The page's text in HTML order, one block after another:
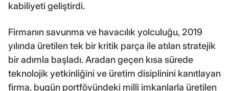
kabiliyeti geliştirdi.
Firmanın savunma ve havacılık yolculuğu, 2019
yılında üretilen tek bir kritik parça ile atılan stratejik
bir adımla başladı. Aradan geçen kısa sürede
teknolojik yetkinliğini ve üretim disiplinini kanıtlayan
firma, bugün portföyündeki milli imkanlarla üretilen